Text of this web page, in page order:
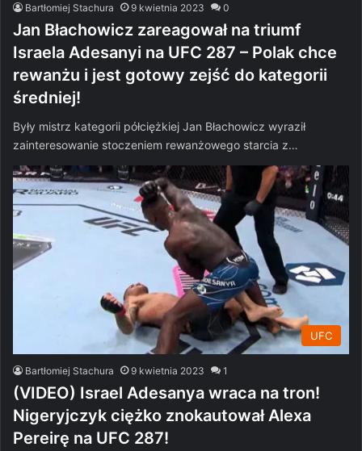
Bartłomiej Stachura 9 kwietnia 2023 0
Jan Błachowicz zareagował na triumf
Israela Adesanyi na UFC 287 – Polak chce
rewanżu i jest gotowy zejść do kategorii
średniej!
Były mistrz kategorii półciężkiej Jan Błachowicz wyraził
zainteresowanie stoczeniem rewanżowego starcia z…
UFC
Bartłomiej Stachura 9 kwietnia 2023 1
(VIDEO) Israel Adesanya wraca na tron!
Nigeryjczyk ciężko znokautował Alexa
Pereirę na UFC 287!